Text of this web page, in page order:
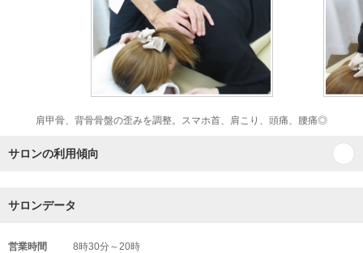
肩甲骨、背骨骨盤の歪みを調整。スマホ首、肩こり、頭痛、腰痛◎
サロンの利用傾向
サロンデータ
営業時間 8時30分～20時